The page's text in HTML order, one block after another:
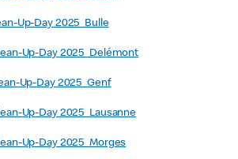
Up-Day 2025_Bulle
Up-Day 2025_Delémont
Up-Day 2025_Genf
Up-Day 2025_Lausanne
Up-Day 2025_Morges